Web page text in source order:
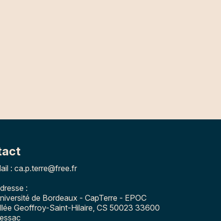
: ca.p.terre@free.fr
:
de Bordeaux - CapTerre - EPOC
Geoffroy-Saint-Hilaire, CS 50023 33600